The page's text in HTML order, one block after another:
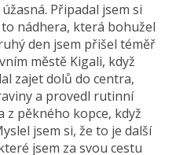
Připadal jsem si
nádhera, která bohužel
den jsem přišel téměř
městě Kigali, když
zajet dolů do centra,
a provedl rutinní
z pěkného kopce, když
jsem si, že to je další
jsem za svou cestu